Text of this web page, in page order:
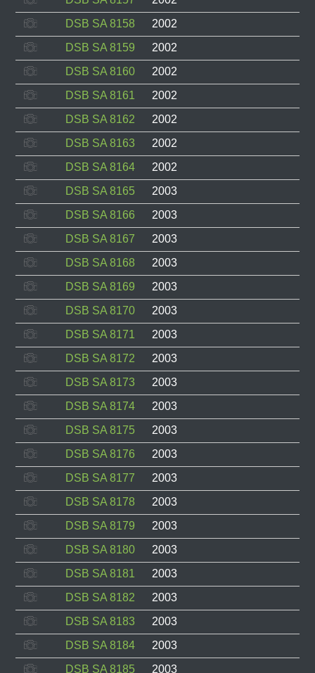
DSB SA 8158
2002
DSB SA 8159
2002
DSB SA 8160
2002
DSB SA 8161
2002
DSB SA 8162
2002
DSB SA 8163
2002
DSB SA 8164
2002
DSB SA 8165
2003
DSB SA 8166
2003
DSB SA 8167
2003
DSB SA 8168
2003
DSB SA 8169
2003
DSB SA 8170
2003
DSB SA 8171
2003
DSB SA 8172
2003
DSB SA 8173
2003
DSB SA 8174
2003
DSB SA 8175
2003
DSB SA 8176
2003
DSB SA 8177
2003
DSB SA 8178
2003
DSB SA 8179
2003
DSB SA 8180
2003
DSB SA 8181
2003
DSB SA 8182
2003
DSB SA 8183
2003
DSB SA 8184
2003
DSB SA 8185
2003